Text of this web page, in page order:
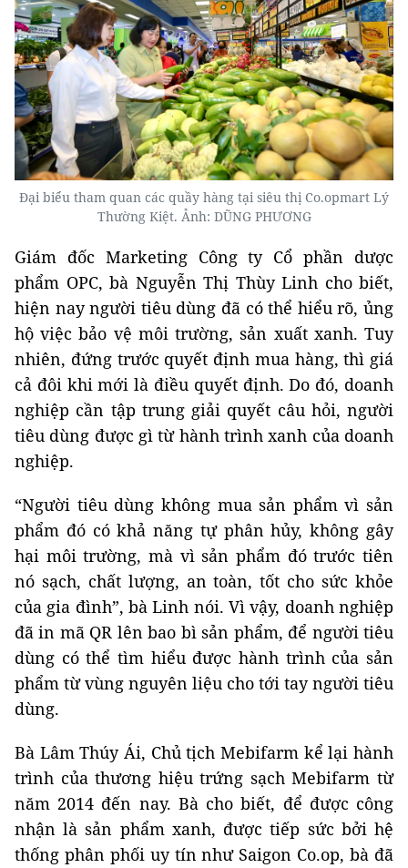
Đại biểu tham quan các quầy hàng tại siêu thị Co.opmart Lý
Thường Kiệt. Ảnh: DŨNG PHƯƠNG
Giám đốc Marketing Công ty Cổ phần dược
phẩm OPC, bà Nguyễn Thị Thùy Linh cho biết,
hiện nay người tiêu dùng đã có thể hiểu rõ, ủng
hộ việc bảo vệ môi trường, sản xuất xanh. Tuy
nhiên, đứng trước quyết định mua hàng, thì giá
cả đôi khi mới là điều quyết định. Do đó, doanh
nghiệp cần tập trung giải quyết câu hỏi, người
tiêu dùng được gì từ hành trình xanh của doanh
nghiệp.
“Người tiêu dùng không mua sản phẩm vì sản
phẩm đó có khả năng tự phân hủy, không gây
hại môi trường, mà vì sản phẩm đó trước tiên
nó sạch, chất lượng, an toàn, tốt cho sức khỏe
của gia đình”, bà Linh nói. Vì vậy, doanh nghiệp
đã in mã QR lên bao bì sản phẩm, để người tiêu
dùng có thể tìm hiểu được hành trình của sản
phẩm từ vùng nguyên liệu cho tới tay người tiêu
dùng.
Bà Lâm Thúy Ái, Chủ tịch Mebifarm kể lại hành
trình của thương hiệu trứng sạch Mebifarm từ
năm 2014 đến nay. Bà cho biết, để được công
nhận là sản phẩm xanh, được tiếp sức bởi hệ
thống phân phối uy tín như Saigon Co.op, bà đã